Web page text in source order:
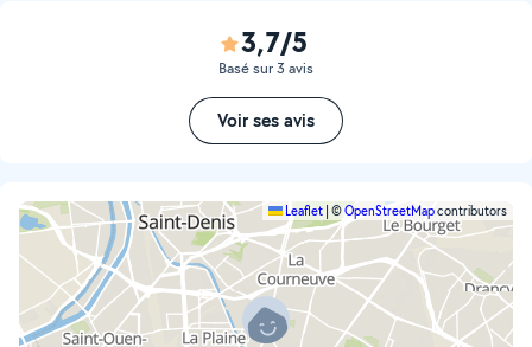
3,7/5
Basé sur 3 avis
Voir ses avis
Leaflet ©OpenStreetMapcontributors